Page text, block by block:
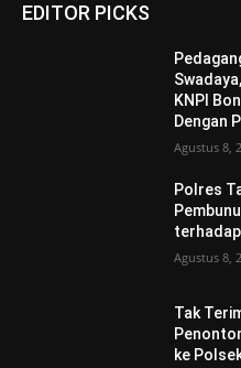
EDITOR PICKS
KNPI
Dengan
Agustus 8,
Polres
Agustus 8,
Tak
ke